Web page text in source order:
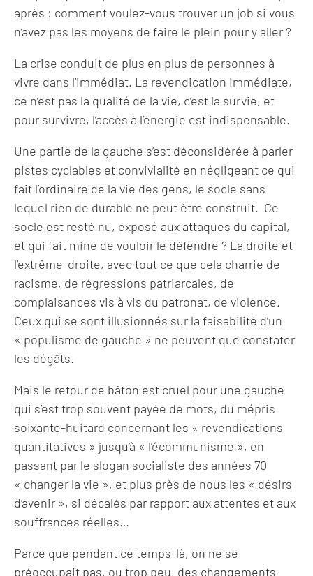
après : comment voulez-vous trouver un job si vous
n’avez pas les moyens de faire le plein pour y aller ?
La crise conduit de plus en plus de personnes à
vivre dans l’immédiat. La revendication immédiate,
ce n’est pas la qualité de la vie, c’est la survie, et
pour survivre, l’accès à l’énergie est indispensable.
Une partie de la gauche s’est déconsidérée à parler
pistes cyclables et convivialité en négligeant ce qui
fait l’ordinaire de la vie des gens, le socle sans
lequel rien de durable ne peut être construit. Ce
socle est resté nu, exposé aux attaques du capital,
et qui fait mine de vouloir le défendre ? La droite et
l’extrême-droite, avec tout ce que cela charrie de
racisme, de régressions patriarcales, de
complaisances vis à vis du patronat, de violence.
Ceux qui se sont illusionnés sur la faisabilité d’un
« populisme de gauche » ne peuvent que constater
les dégâts.
Mais le retour de bâton est cruel pour une gauche
qui s’est trop souvent payée de mots, du mépris
soixante-huitard concernant les « revendications
quantitatives » jusqu’à « l’écommunisme », en
passant par le slogan socialiste des années 70
« changer la vie », et plus près de nous les « désirs
d’avenir », si décalés par rapport aux attentes et aux
souffrances réelles…
Parce que pendant ce temps-là, on ne se
préoccupait pas, ou trop peu, des changements